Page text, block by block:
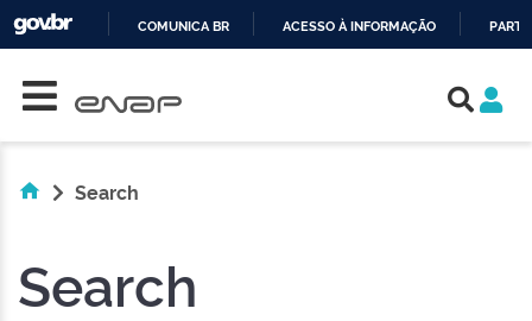
COMUNICA BR ACESSO À INFORMAÇÃO
Search
Search